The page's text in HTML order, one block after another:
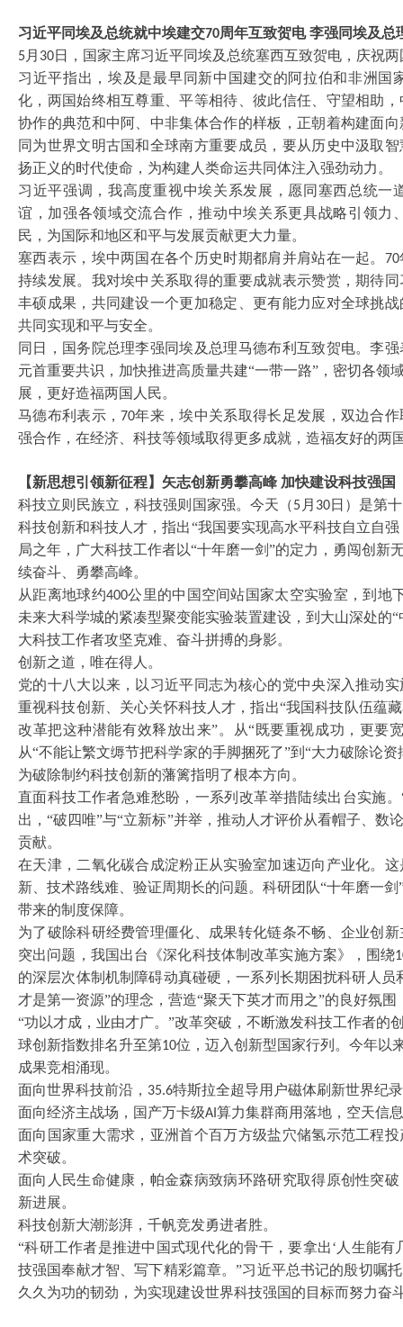
习近平同埃及总统就中埃建交70周年互致贺电 李强同埃及总
5月 30日，国家主席习近平同埃及总统塞西互致贺电，庆祝两
习近平指出，埃及是最早同新中国建交的阿拉伯和非洲国
化，两国始终相互尊重、平等相待、彼此信任、守望相助
协作的典范和中阿、中非集体合作的样板，正朝着构建面
同为世界文明古国和全球南方重要成员，要从历史中汲取
扬正义的时代使命，为构建人类命运共同体注入强劲动力。
习近平强调，我高度重视中埃关系发展，愿同塞西总统一
谊，加强各领域交流合作，推动中埃关系更具战略引领力
民，为国际和地区和平与发展贡献更大力量。
塞西表示，埃中两国在各个历史时期都肩并肩站在一起。
70
持续发展。我对埃中关系取得的重要成就表示赞赏，期待
丰硕成果，共同建设一个更加稳定、更有能力应对全球挑
共同实现和平与安全。
同日，国务院总理李强同埃及总理马德布利互致贺电。李
元首重要共识，加快推进高质量共建“一带一路”，密切各领
展，更好造福两国人民。
马德布利表示，70年来，埃中关系取得长足发展，双边合
强合作，在经济、科技等领域取得更多成就，造福友好的两
【新思想引领新征程】矢志创新勇攀高峰 加快建设科技强国
科技立则民族立，科技强则国家强。今天（5 月 30日）是第
科技创新和科技人才，指出“我国要实现高水平科技自立自
局之年，广大科技工作者以“十年磨一剑”的定力，勇闯创新
续奋斗、勇攀高峰。
从距离地球约400公里的中国空间站国家太空实验室，到地
未来大科学城的紧凑型聚变能实验装置建设，到大山深处的
大科技工作者攻坚克难、奋斗拼搏的身影。
创新之道，唯在得人。
党的十八大以来，以习近平同志为核心的党中央深入推动
重视科技创新、关心关怀科技人才，指出“我国科技队伍蕴
改革把这种潜能有效释放出来”。从“既要重视成功，更要
从“不能让繁文缛节把科学家的手脚捆死了”到“大力破除论
为破除制约科技创新的藩篱指明了根本方向。
直面科技工作者急难愁盼，一系列改革举措陆续出台实施。
出，“破四唯”与“立新标”并举，推动人才评价从看帽子、数
贡献。
在天津，二氧化碳合成淀粉正从实验室加速迈向产业化。
新、技术路线难、验证周期长的问题。科研团队“十年磨一
带来的制度保障。
为了破除科研经费管理僵化、成果转化链条不畅、企业创
突出问题，我国出台《深化科技体制改革实施方案》，围绕
的深层次体制机制障碍动真碰硬，一系列长期困扰科研人
才是第一资源”的理念，营造“聚天下英才而用之”的良好氛
“功以才成，业由才广。”改革突破，不断激发科技工作者的
球创新指数排名升至第10位，迈入创新型国家行列。今年以
成果竞相涌现。
面向世界科技前沿， 35.6特斯拉全超导用户磁体刷新世界纪
面向经济主战场，国产万卡级AI 算力集群商用落地，空天信
面向国家重大需求，亚洲首个百万方级盐穴储氢示范工程
术突破。
面向人民生命健康，帕金森病致病环路研究取得原创性突
新进展。
科技创新大潮澎湃，千帆竞发勇进者胜。
“科研工作者是推进中国式现代化的骨干，要拿出‘人生能
技强国奉献才智、写下精彩篇章。”习近平总书记的殷切嘱
久久为功的韧劲，为实现建设世界科技强国的目标而努力奋